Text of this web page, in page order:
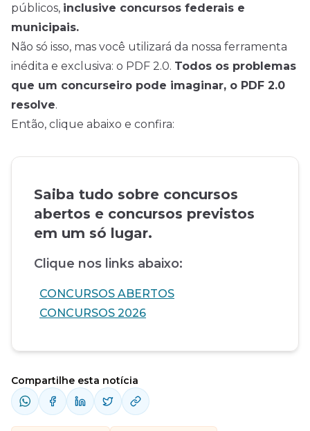
públicos, inclusive concursos federais e
municipais.
Não só isso, mas você utilizará da nossa ferramenta
inédita e exclusiva: o PDF 2.0. Todos os problemas
que um concurseiro pode imaginar, o PDF 2.0
resolve.
Então, clique abaixo e confira:
Saiba tudo sobre concursos
abertos e concursos previstos
em um só lugar.
Clique nos links abaixo:
CONCURSOS ABERTOS
CONCURSOS 2026
Compartilhe esta notícia